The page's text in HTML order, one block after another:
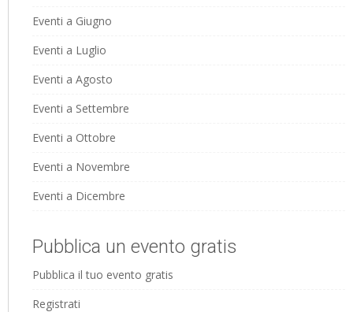
Eventi a Giugno
Eventi a Luglio
Eventi a Agosto
Eventi a Settembre
Eventi a Ottobre
Eventi a Novembre
Eventi a Dicembre
Pubblica un evento gratis
Pubblica il tuo evento gratis
Registrati